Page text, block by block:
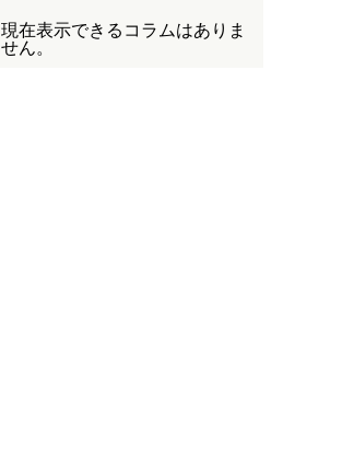
現在表示できるコラムはありま
せん。